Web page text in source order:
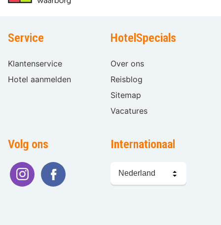
Service
Klantenservice
Hotel aanmelden
HotelSpecials
Over ons
Reisblog
Sitemap
Vacatures
Volg ons Internationaal
kiezen